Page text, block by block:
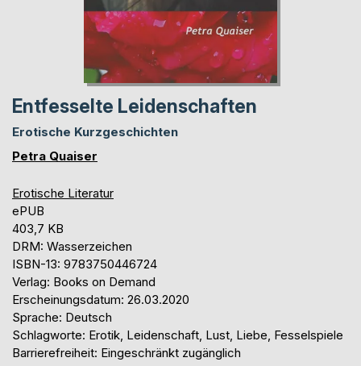
Entfesselte Leidenschaften
Erotische Kurzgeschichten
Petra Quaiser
Erotische Literatur
ePUB
403,7 KB
DRM: Wasserzeichen
ISBN-13: 9783750446724
Verlag: Books on Demand
Erscheinungsdatum: 26.03.2020
Sprache: Deutsch
Schlagworte: Erotik, Leidenschaft, Lust, Liebe, Fesselspiele
Barrierefreiheit: Eingeschränkt zugänglich